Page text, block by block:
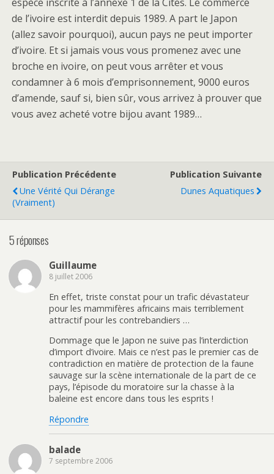
de l’ivoire est interdit depuis 1989. A part le Japon
(allez savoir pourquoi), aucun pays ne peut importer
d’ivoire. Et si jamais vous vous promenez avec une
broche en ivoire, on peut vous arrêter et vous
condamner à 6 mois d’emprisonnement, 9000 euros
d’amende, sauf si, bien sûr, vous arrivez à prouver que
vous avez acheté votre bijou avant 1989…
Publication Précédente
Une Vérité Qui Dérange
(vraiment)
Publication Suivante
Dunes Aquatiques
5 réponses
Guillaume
8 juillet 2006
En effet, triste constat pour un trafic dévastateur
pour les mammifères africains mais terriblement
attractif pour les contrebandiers …
Dommage que le Japon ne suive pas l’interdiction
d’import d’ivoire. Mais ce n’est pas le premier cas de
contradiction en matière de protection de la faune
sauvage sur la scène internationale de la part de ce
pays, l’épisode du moratoire sur la chasse à la
baleine est encore dans tous les esprits !
Répondre
balade
7 septembre 2006